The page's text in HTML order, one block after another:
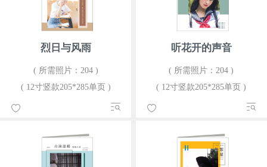
烈日与风雨
( 所需照片：204 )
( 12寸竖款205*285单页 )
听花开的声音
( 所需照片：204 )
( 12寸竖款205*285单页 )